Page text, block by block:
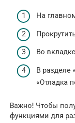
На
Во
В разделе
«Отладка
Важно! Чтобы
функциями для